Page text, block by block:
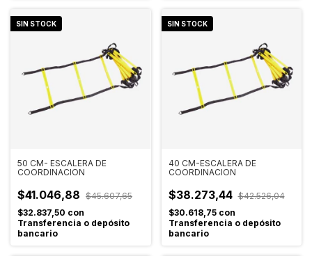
SIN STOCK
50 CM- ESCALERA DE
COORDINACION
$41.046,88 $45.607,65
$32.837,50 con
Transferencia o depósito
bancario
SIN STOCK
40 CM-ESCALERA DE
COORDINACION
$38.273,44 $42.526,04
$30.618,75 con
Transferencia o depósito
bancario